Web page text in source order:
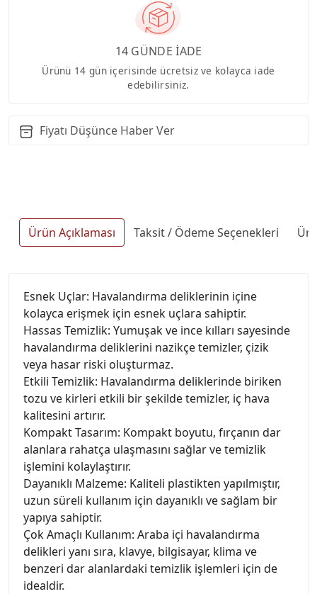
14 GÜNDE İADE
Ürünü 14 gün içerisinde ücretsiz ve kolayca iade
edebilirsiniz.
Fiyatı Düşünce Haber Ver
Ürün Açıklaması Taksit / Ödeme Seçenekleri
Esnek Uçlar: Havalandırma deliklerinin içine
kolayca erişmek için esnek uçlara sahiptir.
Hassas Temizlik: Yumuşak ve ince kılları sayesinde
havalandırma deliklerini nazikçe temizler, çizik
veya hasar riski oluşturmaz.
Etkili Temizlik: Havalandırma deliklerinde biriken
tozu ve kirleri etkili bir şekilde temizler, iç hava
kalitesini artırır.
Kompakt Tasarım: Kompakt boyutu, fırçanın dar
alanlara rahatça ulaşmasını sağlar ve temizlik
işlemini kolaylaştırır.
Dayanıklı Malzeme: Kaliteli plastikten yapılmıştır,
uzun süreli kullanım için dayanıklı ve sağlam bir
yapıya sahiptir.
Çok Amaçlı Kullanım: Araba içi havalandırma
delikleri yanı sıra, klavye, bilgisayar, klima ve
benzeri dar alanlardaki temizlik işlemleri için de
idealdir.